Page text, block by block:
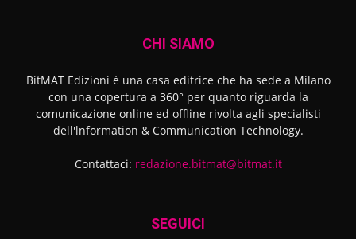
CHI SIAMO
BitMAT Edizioni è una casa editrice che ha sede a Milano
con una copertura a 360° per quanto riguarda la
comunicazione online ed offline rivolta agli specialisti
dell'lnformation & Communication Technology.
Contattaci: redazione.bitmat@bitmat.it
SEGUICI